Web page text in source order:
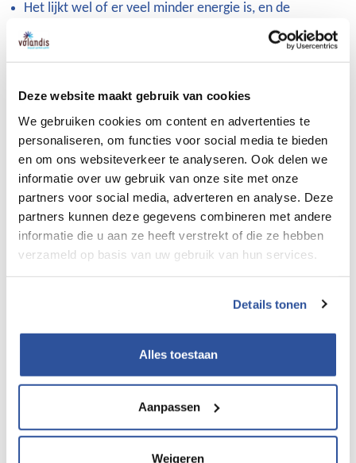
Deze website maakt gebruik van cookies
We gebruiken cookies om content en advertenties te
personaliseren, om functies voor social media te bieden
en om ons websiteverkeer te analyseren. Ook delen we
informatie over uw gebruik van onze site met onze
partners voor social media, adverteren en analyse. Deze
partners kunnen deze gegevens combineren met andere
informatie die u aan ze heeft verstrekt of die ze hebben
verzameld op basis van uw gebruik van hun services.
Details tonen
Alles toestaan
Aanpassen
Weigeren
Het lijkt wel of er veel minder energie is, en de
concentratie is ook niet meer wat het was; “maar het is
ook wel erg druk en stressie”.
“Straks kost het me mijn huwelijk!”.
Hij heeft de neiging overal een dutje te kunnen doen,
soms al tijdens het acht uur journaal.
‘’Als je naar de huisarts gaat voor de hoge bloeddruk,
bespreek dit ook” vraag ik hem. Het zou goed kunnen dat
je slaapapneu hebt; dat je ademhaling in de nacht te vaak
stopt en dat je je daardoor nu zo voelt’ En je bedgenoot
zal er ook blij van worden, beloof ik je!
Herken je dit en heb je nog meer risico factoren zoals
of via de bouwarts advies in te winnen
Het geeft naast onherstelbare gezondheidsschade (hoge
verhoogd risico op ongevallen op het werk en in het